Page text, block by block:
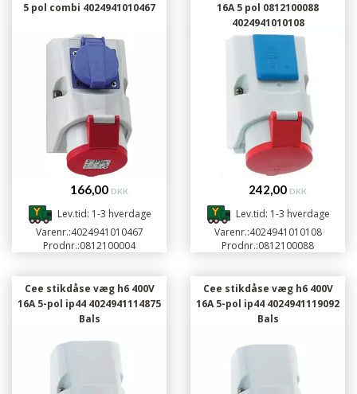
5 pol combi 4024941010467
166,00 DKK
Lev.tid: 1-3 hverdage
Varenr.:4024941010467
Prodnr.:0812100004
16A 5 pol 0812100088
4024941010108
242,00 DKK
Lev.tid: 1-3 hverdage
Varenr.:4024941010108
Prodnr.:0812100088
Cee stikdåse væg h6 400V
16A 5-pol ip44 4024941114875
Bals
Cee stikdåse væg h6 400V
16A 5-pol ip44 4024941119092
Bals